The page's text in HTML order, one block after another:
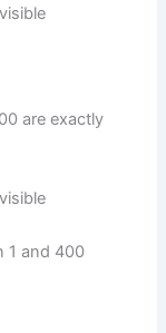
are exactly
1 and 400